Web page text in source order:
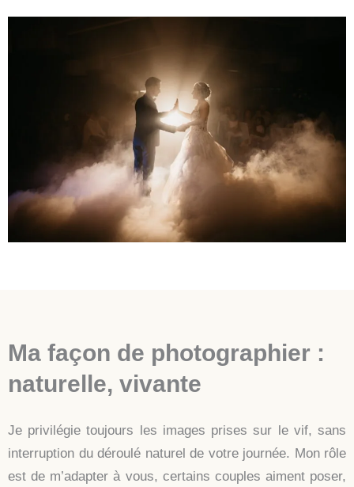
Ma façon de photographier :
naturelle, vivante
Je privilégie toujours les images prises sur le vif, sans
interruption du déroulé naturel de votre journée. Mon rôle
est de m’adapter à vous, certains couples aiment poser,